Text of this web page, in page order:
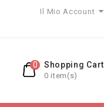
Il Mio Account
Shopping Cart
0 item(s)
0